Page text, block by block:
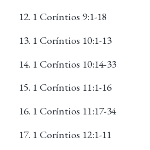
1 Coríntios 9:1-18
1 Coríntios 10:1-13
1 Coríntios 10:14-33
1 Coríntios 11:1-16
1 Coríntios 11:17-34
1 Coríntios 12:1-11